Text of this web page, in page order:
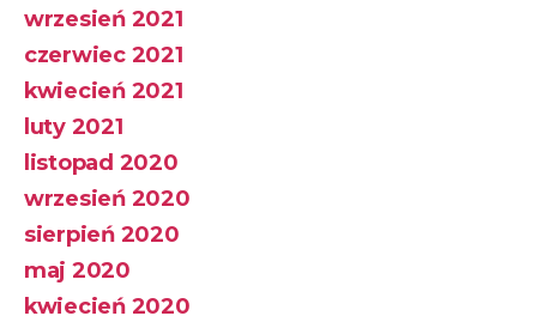
wrzesień 2021
czerwiec 2021
kwiecień 2021
luty 2021
listopad 2020
wrzesień 2020
sierpień 2020
maj 2020
kwiecień 2020